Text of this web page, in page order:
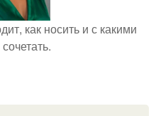
как носить и с какими